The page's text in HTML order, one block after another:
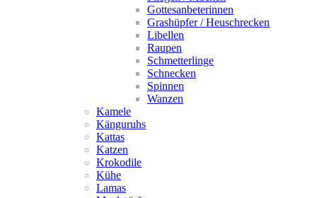
Gottesanbeterinnen
Grashüpfer / Heuschrecken
Libellen
Raupen
Schmetterlinge
Schnecken
Spinnen
Wanzen
Kamele
Känguruhs
Kattas
Katzen
Krokodile
Kühe
Lamas